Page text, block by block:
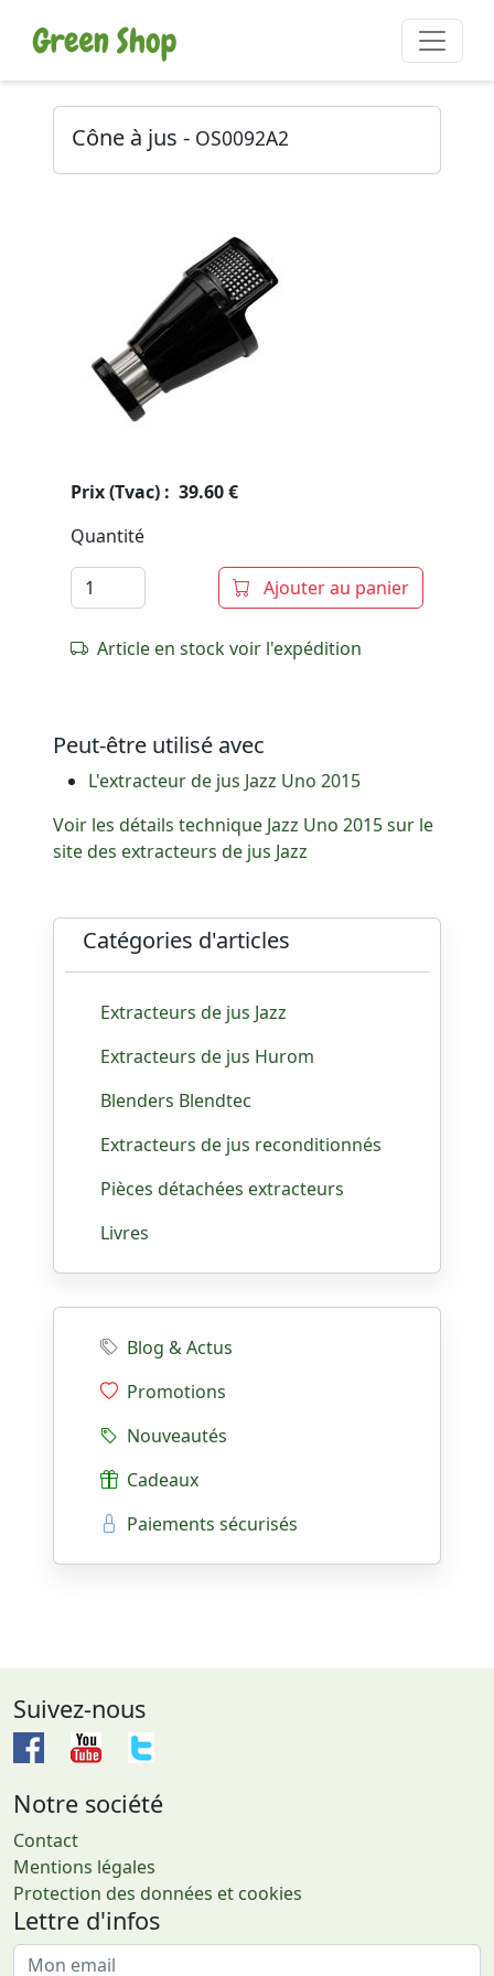
Cône à jus - OS0092A2
Prix (Tvac) : 39.60 €
Quantité
Ajouter au panier
Article en stock voir l'expédition
Peut-être utilisé avec
L'extracteur de jus Jazz Uno 2015
Voir les détails technique Jazz Uno 2015 sur le
site des extracteurs de jus Jazz
Catégories d'articles
Extracteurs de jus Jazz
Extracteurs de jus Hurom
Blenders Blendtec
Extracteurs de jus reconditionnés
Pièces détachées extracteurs
Livres
Blog & Actus
Promotions
Nouveautés
Cadeaux
Paiements sécurisés
Suivez-nous
Notre société
Contact
Mentions légales
Protection des données et cookies
Lettre d'infos